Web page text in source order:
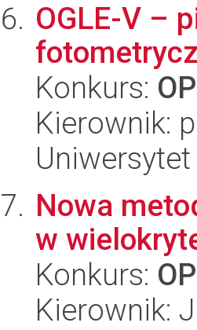
OGLE-V –
Konkurs:
Kierownik:
Nowa
w
Konkurs:
Kierownik: